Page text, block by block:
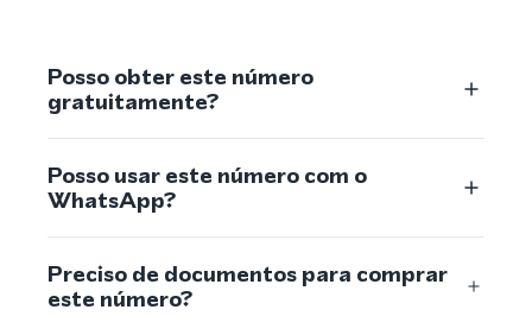
Posso obter este número
gratuitamente?
Posso usar este número com o
WhatsApp?
Preciso de documentos para comprar
este número?